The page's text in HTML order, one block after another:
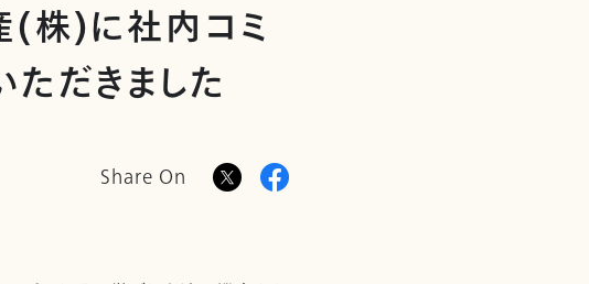
(株)に社内コミ
だきました
Share On